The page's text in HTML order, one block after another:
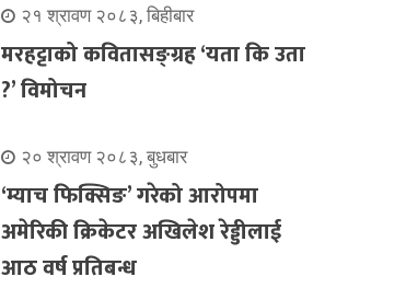
२१ श्रावण २०८३, बिहीबार
मरहट्टाको कवितासङ्ग्रह ‘यता कि उता
?’ विमोचन
२० श्रावण २०८३, बुधबार
‘म्याच फिक्सिङ’ गरेको आरोपमा
अमेरिकी क्रिकेटर अखिलेश रेड्डीलाई
आठ वर्ष प्रतिबन्ध